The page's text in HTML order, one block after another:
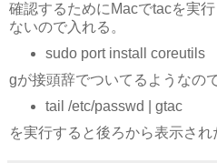
確認するためにMacでtacを実
ないので入れる。
sudo port install coreutils
gが接頭辞でついてるようなの
tail /etc/passwd | gtac
を実行すると後ろから表示され